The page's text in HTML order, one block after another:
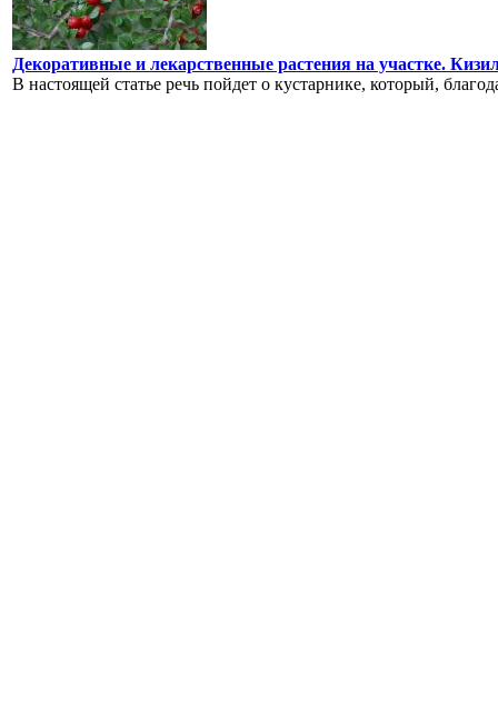
Декоративные и лекарственные растения на участке.
В настоящей статье речь пойдет о кустарнике, который,